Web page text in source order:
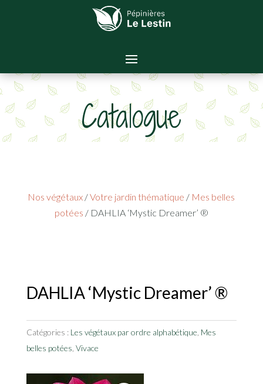
Catalogue
Nos végétaux /Votre jardin thématique / Mes belles
potées / DAHLIA ‘Mystic Dreamer’ ®
DAHLIA ‘Mystic Dreamer’ ®
Catégories : Les végétaux par ordre alphabétique Mes
belles potées Vivace